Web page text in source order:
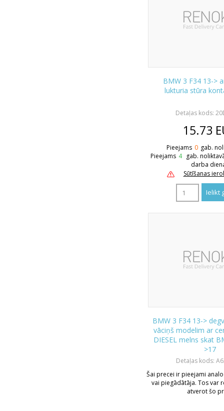
BMW 3 F34 13->
lukturia stūra
Detaļas kods:
15.73
Pieejams 0 gab.
Pieejams 4 gab.
darba
Sūtīšanas
BMW 3 F34 13->
vāciņš modelim ar
DIESEL melns skat
>17
Detaļas kods:
Šai precei ir pieejami
vai piegādātāja. Tos var
atverot šo